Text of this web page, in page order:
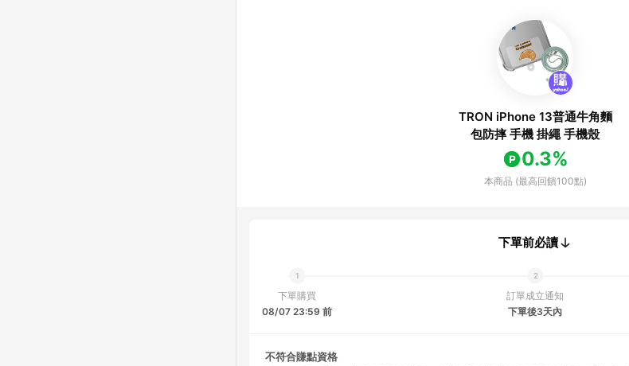
TRON iPhone 13普通牛角麵
包防摔 手機 掛繩 手機殼
0.3%
本商品 (最高回饋100點)
下單前必讀
下單購買
08/07 23:59 前
訂單成立通知
下單後3天內
不符合賺點資格